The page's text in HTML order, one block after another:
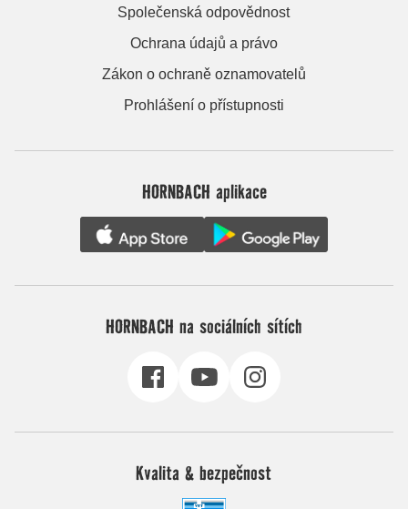
Společenská odpovědnost
Ochrana údajů a právo
Zákon o ochraně oznamovatelů
Prohlášení o přístupnosti
HORNBACH aplikace
HORNBACH na sociálních sítích
Kvalita & bezpečnost